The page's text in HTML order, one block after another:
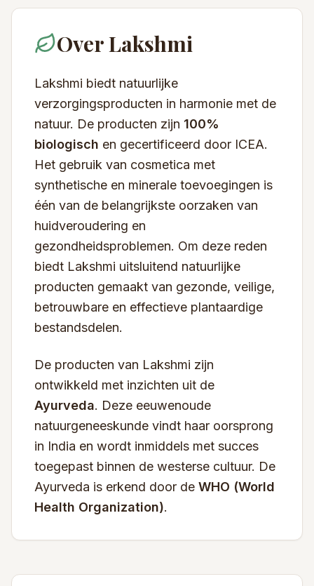
Over Lakshmi
Lakshmi biedt natuurlijke
verzorgingsproducten in harmonie met de
natuur. De producten zijn 100%
biologisch en gecertificeerd door ICEA.
Het gebruik van cosmetica met
synthetische en minerale toevoegingen is
één van de belangrijkste oorzaken van
huidveroudering en
gezondheidsproblemen. Om deze reden
biedt Lakshmi uitsluitend natuurlijke
producten gemaakt van gezonde, veilige,
betrouwbare en effectieve plantaardige
bestandsdelen.
De producten van Lakshmi zijn
ontwikkeld met inzichten uit de
Ayurveda. Deze eeuwenoude
natuurgeneeskunde vindt haar oorsprong
in India en wordt inmiddels met succes
toegepast binnen de westerse cultuur. De
Ayurveda is erkend door de WHO (World
Health Organization).